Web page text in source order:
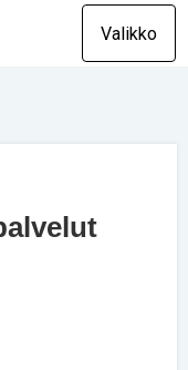
Valikko